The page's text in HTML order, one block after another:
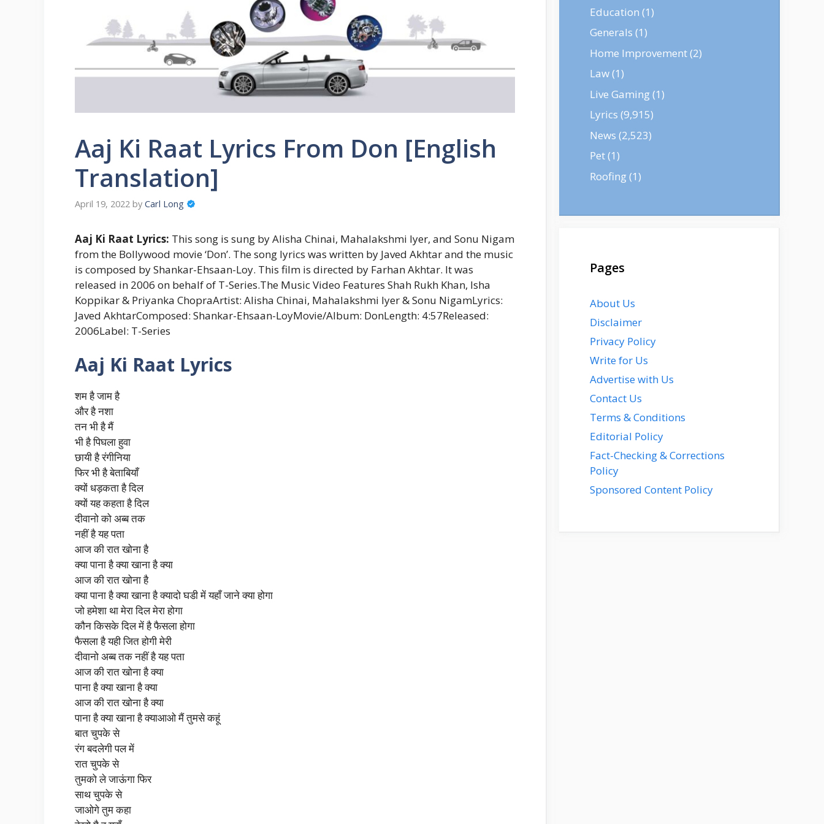
Aaj Ki Raat Lyrics From Don [English
Translation]
April 19, 2022 by Carl Long
Aaj Ki Raat Lyrics: This song is sung by Alisha Chinai, Mahalakshmi Iyer, and Sonu Nigam
from the Bollywood movie ‘Don’. The song lyrics was written by Javed Akhtar and the music
is composed by Shankar-Ehsaan-Loy. This film is directed by Farhan Akhtar. It was
released in 2006 on behalf of T-Series.The Music Video Features Shah Rukh Khan, Isha
Koppikar & Priyanka ChopraArtist: Alisha Chinai, Mahalakshmi Iyer & Sonu NigamLyrics:
Javed AkhtarComposed: Shankar-Ehsaan-LoyMovie/Album: DonLength: 4:57Released:
2006Label: T-Series
Aaj Ki Raat Lyrics
शम है जाम है
और है नशा
तन भी है मैं
भी है पिघला हुवा
छायी है रंगीनिया
फिर भी है बेताबियाँ
क्यों धड़कता है दिल
क्यों यह कहता है दिल
दीवानो को अब्ब तक
नहीं है यह पता
आज की रात खोना है
क्या पाना है क्या खाना है क्या
आज की रात खोना है
क्या पाना है क्या खाना है क्यादो घडी में यहाँ जाने क्या होगा
जो हमेशा था मेरा दिल मेरा होगा
कौन किसके दिल में है फैसला होगा
फैसला है यही जित होगी मेरी
दीवानो अब्ब तक नहीं है यह पता
आज की रात खोना है क्या
पाना है क्या खाना है क्या
आज की रात खोना है क्या
पाना है क्या खाना है क्याआओ मैं तुमसे कहूं
बात चुपके से
रंग बदलेगी पल में
रात चुपके से
तुमको ले जाऊंगा फिर
साथ चुपके से
जाओगे तुम कहा
Education (1)
Generals (1)
Home Improvement(2)
Law(1)
Live Gaming(1)
Lyrics (9,915)
News (2,523)
Pet(1)
Roofing(1)
Pages
About Us
Disclaimer
Privacy Policy
Write for Us
Advertise with Us
Contact Us
Terms & Conditions
Editorial Policy
Fact-Checking & Corrections
Policy
Sponsored Content Policy